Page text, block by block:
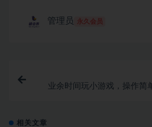
管理员 永久会员
业余时间玩小游戏，操作简
相关文章